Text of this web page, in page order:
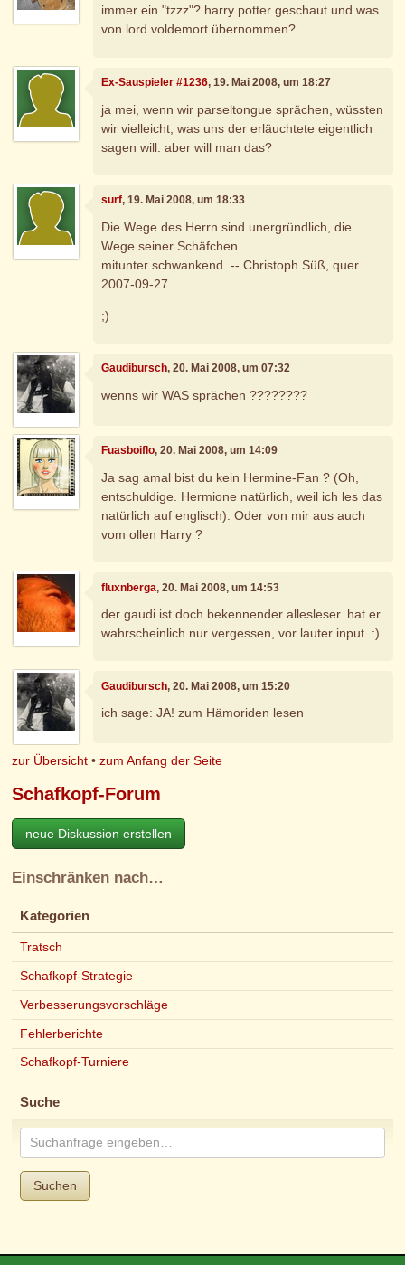
immer ein "tzzz"? harry potter geschaut und was
von lord voldemort übernommen?
Ex-Sauspieler #1236, 19. Mai 2008, um 18:27
ja mei, wenn wir parseltongue sprächen, wüssten
wir vielleicht, was uns der erläuchtete eigentlich
sagen will. aber will man das?
surf, 19. Mai 2008, um 18:33
Die Wege des Herrn sind unergründlich, die
Wege seiner Schäfchen
mitunter schwankend. -- Christoph Süß, quer
2007-09-27
;)
Gaudibursch, 20. Mai 2008, um 07:32
wenns wir WAS sprächen ????????
Fuasboiflo, 20. Mai 2008, um 14:09
Ja sag amal bist du kein Hermine-Fan ? (Oh,
entschuldige. Hermione natürlich, weil ich les das
natürlich auf englisch). Oder von mir aus auch
vom ollen Harry ?
fluxnberga, 20. Mai 2008, um 14:53
der gaudi ist doch bekennender allesleser. hat er
wahrscheinlich nur vergessen, vor lauter input. :)
Gaudibursch, 20. Mai 2008, um 15:20
ich sage: JA! zum Hämoriden lesen
zur Übersicht •zum Anfang der Seite
Schafkopf-Forum
neue Diskussion erstellen
Einschränken nach…
Kategorien
Tratsch
Schafkopf-Strategie
Verbesserungsvorschläge
Fehlerberichte
Schafkopf-Turniere
Suche
Suchen